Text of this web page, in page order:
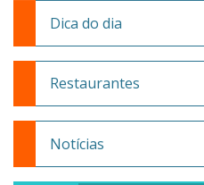
Dica do dia
Restaurantes
Notícias